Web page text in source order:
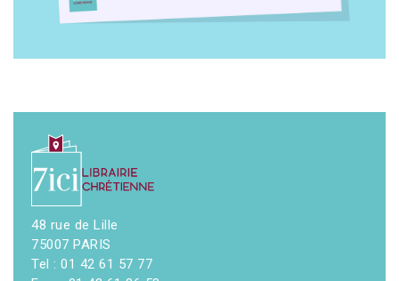
48 rue de Lille
75007 PARIS
Tel : 01 42 61 57 77